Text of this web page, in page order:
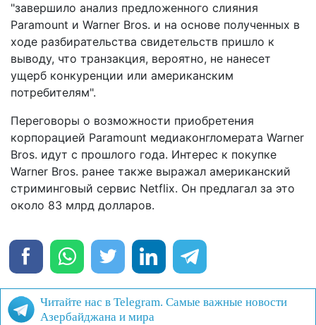
"завершило анализ предложенного слияния
Paramount и Warner Bros. и на основе полученных в
ходе разбирательства свидетельств пришло к
выводу, что транзакция, вероятно, не нанесет
ущерб конкуренции или американским
потребителям".
Переговоры о возможности приобретения
корпорацией Paramount медиаконгломерата Warner
Bros. идут с прошлого года. Интерес к покупке
Warner Bros. ранее также выражал американский
стриминговый сервис Netflix. Он предлагал за это
около 83 млрд долларов.
Читайте нас в Telegram. Самые важные новости
Азербайджана и мира